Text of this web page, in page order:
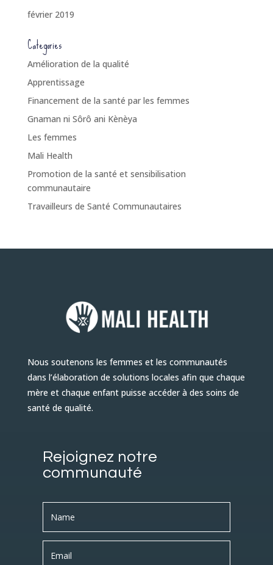
février 2019
Categories
Amélioration de la qualité
Apprentissage
Financement de la santé par les femmes
Gnaman ni Sôrô ani Kènèya
Les femmes
Mali Health
Promotion de la santé et sensibilisation
communautaire
Travailleurs de Santé Communautaires
Nous soutenons les femmes et les communautés
dans l’élaboration de solutions locales afin que chaque
mère et chaque enfant puisse accéder à des soins de
santé de qualité.
Rejoignez notre
communauté